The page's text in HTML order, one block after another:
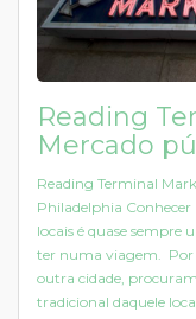
Reading
Mercado
Reading Terminal
Philadelphia
locais é quase sempre
ter numa viagem. Por
outra cidade,
tradicional daquele